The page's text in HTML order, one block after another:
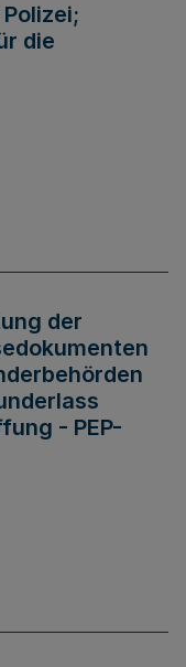
die
der
- PEP-